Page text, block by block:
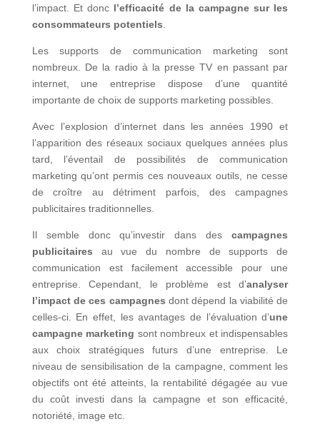
l’impact. Et donc l’efficacité de la campagne sur les
consommateurs potentiels
Les supports de communication marketing sont
nombreux. De la radio à la presse TV en passant par
internet, une entreprise dispose d’une quantité
importante de choix de supports marketing possibles.
Avec l’explosion d’internet dans les années 1990 et
l’apparition des réseaux sociaux quelques années plus
tard, l’éventail de possibilités de communication
marketing qu’ont permis ces nouveaux outils, ne cesse
de croître au détriment parfois, des campagnes
publicitaires traditionnelles.
Il semble donc qu’investir dans descampagnes
publicitaires au vue du nombre de supports de
communication est facilement accessible pour une
entreprise. Cependant, le problème est d’analyser
l’impact de ces campagnes dont dépend la viabilité de
celles-ci. En effet, les avantages de l’évaluation d’une
campagne marketing sont nombreux et indispensables
aux choix stratégiques futurs d’une entreprise. Le
niveau de sensibilisation de la campagne, comment les
objectifs ont été atteints, la rentabilité dégagée au vue
du coût investi dans la campagne et son efficacité,
notoriété, image etc.